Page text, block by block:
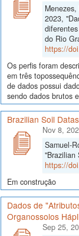
2023,
do Rio
https://
Os perfis foram
em três
de dados possui
sendo dados brutos
Brazilian Soil
Nov 8,
Samuel-
"Brazilian
https://
Em construção
Dados de
Organossolos
Sep 25,